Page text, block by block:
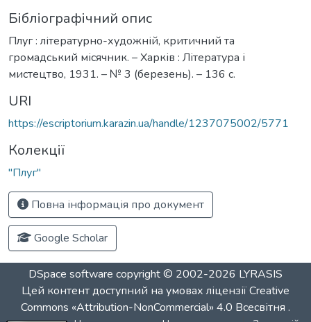
Бібліографічний опис
Плуг : літературно-художній, критичний та
громадський місячник. – Харків : Література і
мистецтво, 1931. – № 3 (березень). – 136 с.
URI
https://escriptorium.karazin.ua/handle/1237075002/5771
Колекції
"Плуг"
Повна інформація про документ
Google Scholar
DSpace software copyright © 2002-2026 LYRASIS
Цей контент доступний на умовах ліцензіїCreative
Commons «Attribution-NonCommercial» 4.0 Всесвітня .